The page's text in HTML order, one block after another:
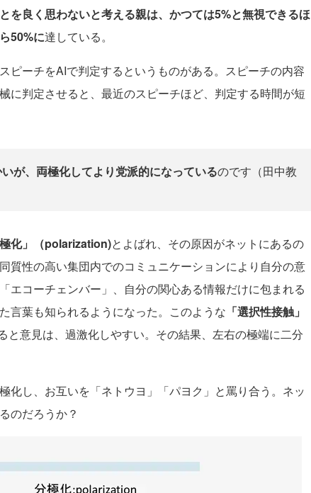
を良く思わないと考える親は、かつては5%と無視できるほ
50%に達している。
ピーチをAIで判定するというものがある。スピーチの内容
に判定させると、最近のスピーチほど、判定する時間が短
が、両極化してより党派的になっているのです（田中教
極化」（polarization)とよばれ、その原因がネットにあるの
質性の高い集団内でのコミュニケーションにより自分の意
エコーチェンバー」、自分の関心ある情報だけに包まれる
言葉も知られるようになった。このような 「選択性接触」
と意見は、過激化しやすい。その結果、左右の極端に二分
化し、お互いを「ネトウヨ」「パヨク」と罵り合う。ネッ
のだろうか？